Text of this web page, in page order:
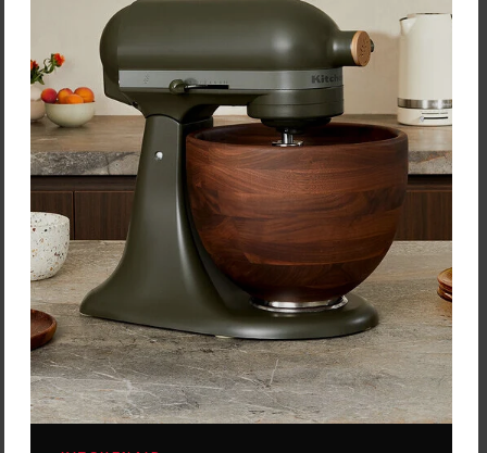
Vložiť do košíka
Zobrazených: zo 3